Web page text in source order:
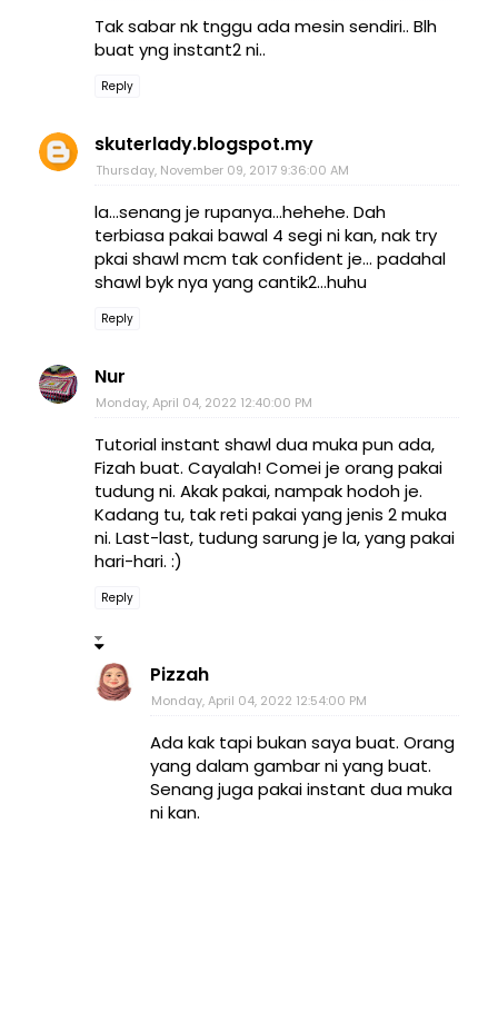
Tak sabar nk tnggu ada mesin sendiri.. Blh
buat yng instant2 ni..
Reply
skuterlady.blogspot.my
Thursday, November 09, 2017 9:36:00 AM
la...senang je rupanya...hehehe. Dah
terbiasa pakai bawal 4 segi ni kan, nak try
pkai shawl mcm tak confident je... padahal
shawl byk nya yang cantik2...huhu
Reply
Nur
Monday, April 04, 2022 12:40:00 PM
Tutorial instant shawl dua muka pun ada,
Fizah buat. Cayalah! Comei je orang pakai
tudung ni. Akak pakai, nampak hodoh je.
Kadang tu, tak reti pakai yang jenis 2 muka
ni. Last-last, tudung sarung je la, yang pakai
hari-hari. :)
Reply
Pizzah
Monday, April 04, 2022 12:54:00 PM
Ada kak tapi bukan saya buat. Orang
yang dalam gambar ni yang buat.
Senang juga pakai instant dua muka
ni kan.